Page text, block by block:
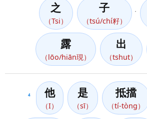
之
（Tsi）
子
（tsú/chí籽）
露
（lōo/hiān現）
出
（tshut）
4 他
（I）
是
（sī）
抵擋
（tí-tòng）